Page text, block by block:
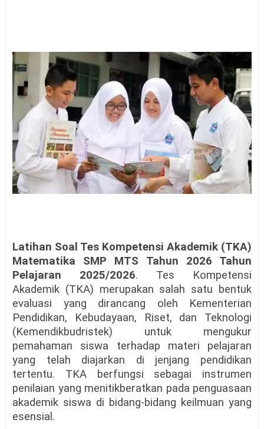
Latihan Soal Tes Kompetensi Akademik (TKA)
Matematika SMP MTS Tahun 2026 Tahun
Pelajaran 2025/2026. Tes Kompetensi
Akademik (TKA) merupakan salah satu bentuk
evaluasi yang dirancang oleh Kementerian
Pendidikan, Kebudayaan, Riset, dan Teknologi
(Kemendikbudristek) untuk mengukur
pemahaman siswa terhadap materi pelajaran
yang telah diajarkan di jenjang pendidikan
tertentu. TKA berfungsi sebagai instrumen
penilaian yang menitikberatkan pada penguasaan
akademik siswa di bidang-bidang keilmuan yang
esensial.